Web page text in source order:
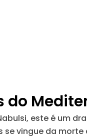
do
este é um
se vingue da